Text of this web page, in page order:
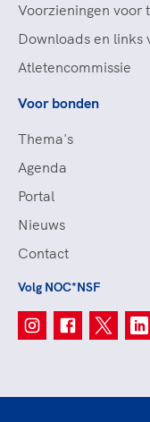
Voorzieningen voor
Downloads en links
Atletencommissie
Voor bonden
Thema's
Agenda
Portal
Nieuws
Contact
Volg NOC*NSF